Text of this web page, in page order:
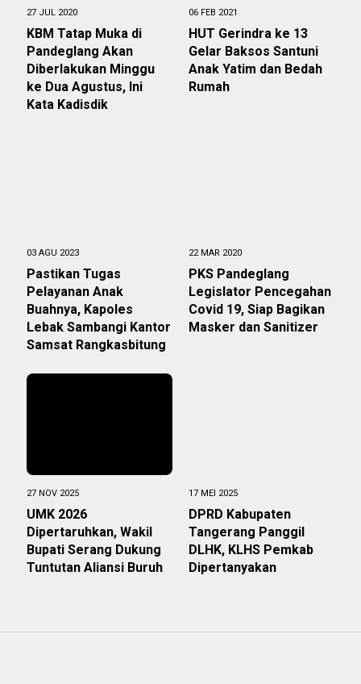
27 JUL 2020
KBM Tatap Muka di
Pandeglang Akan
Diberlakukan Minggu
ke Dua Agustus, Ini
Kata Kadisdik
06 FEB 2021
HUT Gerindra ke 13
Gelar Baksos Santuni
Anak Yatim dan Bedah
Rumah
03 AGU 2023
Pastikan Tugas
Pelayanan Anak
Buahnya, Kapoles
Lebak Sambangi Kantor
Samsat Rangkasbitung
22 MAR 2020
PKS Pandeglang
Legislator Pencegahan
Covid 19, Siap Bagikan
Masker dan Sanitizer
27 NOV 2025
UMK 2026
Dipertaruhkan, Wakil
Bupati Serang Dukung
Tuntutan Aliansi Buruh
17 MEI 2025
DPRD Kabupaten
Tangerang Panggil
DLHK, KLHS Pemkab
Dipertanyakan